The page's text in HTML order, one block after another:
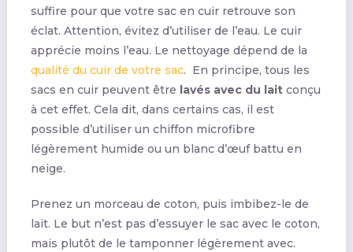
suffire pour que votre sac en cuir retrouve son
éclat. Attention, évitez d’utiliser de l’eau. Le cuir
apprécie moins l’eau. Le nettoyage dépend de la
qualité du cuir de votre sac. En principe, tous les
sacs en cuir peuvent être lavés avec du laitconçu
à cet effet. Cela dit, dans certains cas, il est
possible d’utiliser un chiffon microfibre
légèrement humide ou un blanc d’œuf battu en
neige.
Prenez un morceau de coton, puis imbibez-le de
lait. Le but n’est pas d’essuyer le sac avec le coton,
mais plutôt de le tamponner légèrement avec.